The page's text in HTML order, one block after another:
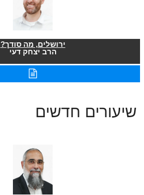
ירושלים, מה סודך?
הרב יצחק דעי
שיעורים חדשים